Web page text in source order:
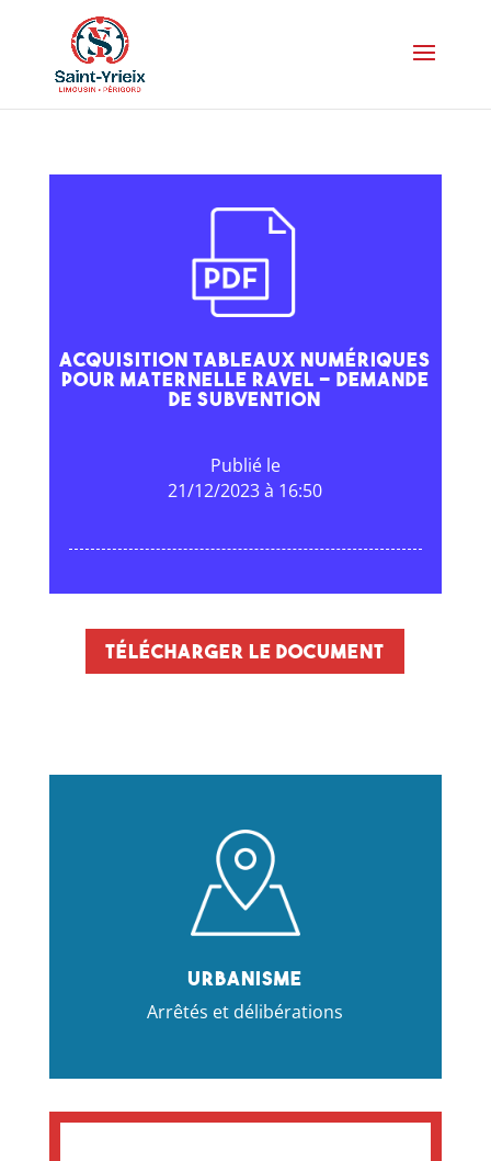
Acquisition tableaux numériques
pour maternelle Ravel – demande
de subvention
21/12/2023 à 16:50
Télécharger le document
Urbanisme
Arrêtés et délibérations